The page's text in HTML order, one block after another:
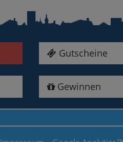
Gutscheine
Gewinnen